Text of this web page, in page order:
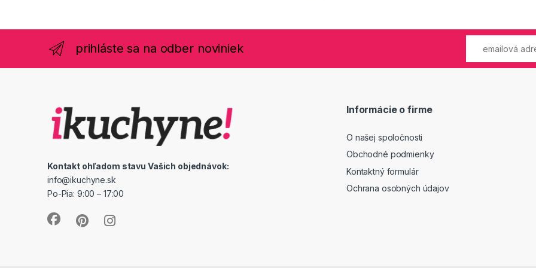
prihláste sa na odber noviniek
Kontakt ohľadom stavu Vašich objednávok:
info@ikuchyne.sk
Po-Pia: 9:00 – 17:00
Informácie o firme
O našej spoločnosti
Obchodné podmienky
Kontaktný formulár
Ochrana osobných údajov